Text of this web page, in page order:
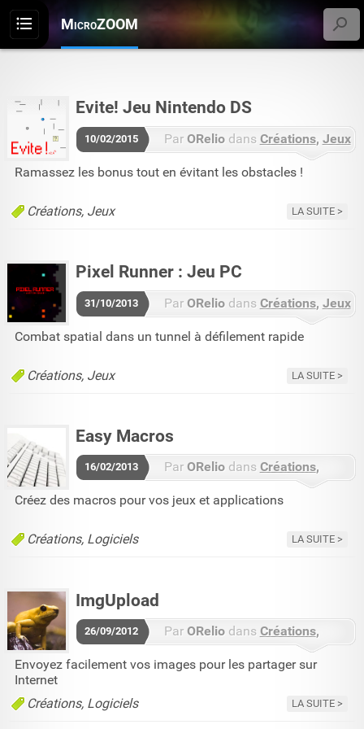
Menu MicroZOOM
Evite! Jeu Nintendo DS
10/02/2015 Par ORelio dans Créations Jeux
Aucun commentaire
Ramassez les bonus tout en évitant les obstacles !
Créations Jeux LA SUITE
Pixel Runner : Jeu PC
31/10/2013 Par ORelio dans Créations Jeux
Aucun commentaire
Combat spatial dans un tunnel à défilement rapide
Créations Jeux LA SUITE
Easy Macros
16/02/2013 Par ORelio dans Créations
Logiciels
48 commentaires
Créez des macros pour vos jeux et applications
Créations Logiciels LA SUITE
ImgUpload
26/09/2012 Par ORelio dans Créations
7 commentaires
Envoyez facilement vos images pour les partager sur
Internet
Créations Logiciels LA SUITE